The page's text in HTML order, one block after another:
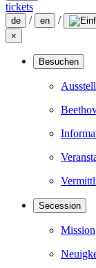
tickets
de / en /
×
Besuchen
Secession
Mission